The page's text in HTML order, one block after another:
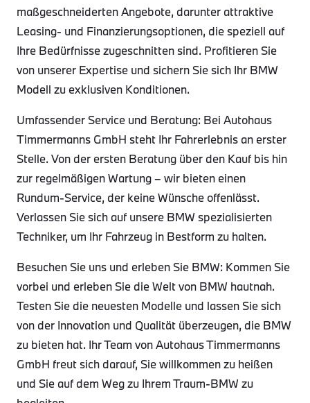
maßgeschneiderten Angebote, darunter attraktive
Leasing- und Finanzierungsoptionen, die speziell auf
Ihre Bedürfnisse zugeschnitten sind. Profitieren Sie
von unserer Expertise und sichern Sie sich Ihr BMW
Modell zu exklusiven Konditionen.
Umfassender Service und Beratung: Bei Autohaus
Timmermanns GmbH steht Ihr Fahrerlebnis an erster
Stelle. Von der ersten Beratung über den Kauf bis hin
zur regelmäßigen Wartung – wir bieten einen
Rundum-Service, der keine Wünsche offenlässt.
Verlassen Sie sich auf unsere BMW spezialisierten
Techniker, um Ihr Fahrzeug in Bestform zu halten.
Besuchen Sie uns und erleben Sie BMW: Kommen Sie
vorbei und erleben Sie die Welt von BMW hautnah.
Testen Sie die neuesten Modelle und lassen Sie sich
von der Innovation und Qualität überzeugen, die BMW
zu bieten hat. Ihr Team von Autohaus Timmermanns
GmbH freut sich darauf, Sie willkommen zu heißen
und Sie auf dem Weg zu Ihrem Traum-BMW zu